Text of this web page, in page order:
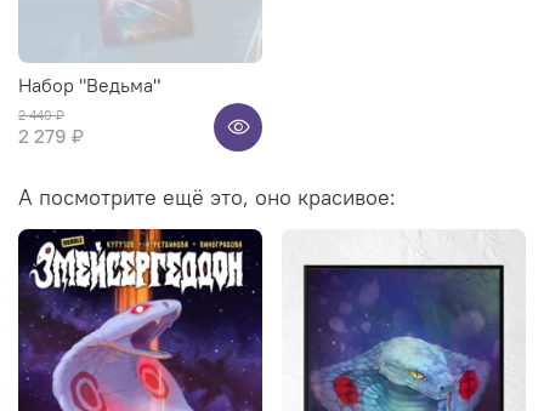
Набор "Ведьма"
2 440 ₽
2 279 ₽
А посмотрите ещё это, оно красивое: